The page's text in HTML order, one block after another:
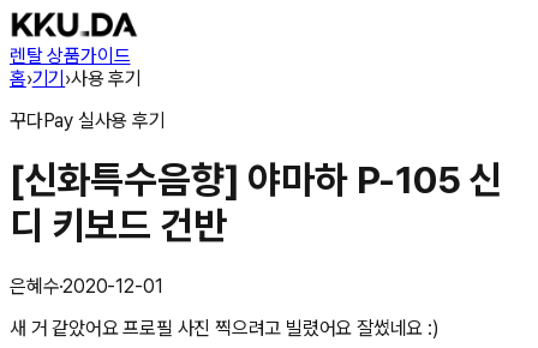
렌탈 상품가이드
홈›기기›사용 후기
꾸다Pay 실사용 후기
[신화특수음향] 야마하 P-105 신
디 키보드 건반
은혜수·2020-12-01
새 거 같았어요 프로필 사진 찍으려고 빌렸어요 잘썼네요 :)